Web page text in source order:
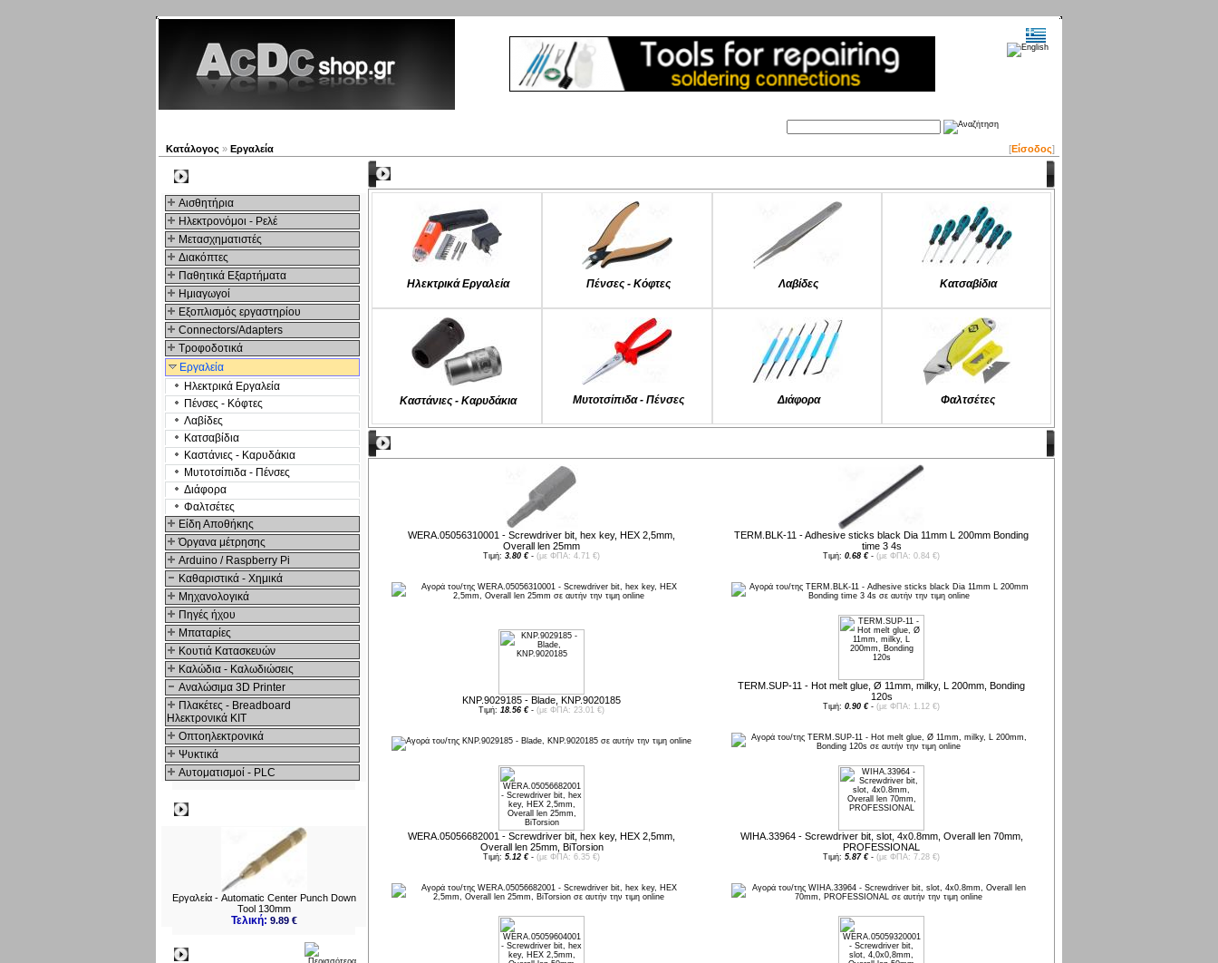
Κατάλογος » Εργαλεία [Είσοδος]
Αισθητήρια
Ηλεκτρονόμοι - Ρελέ
Μετασχηματιστές
Διακόπτες
Παθητικά Εξαρτήματα
Hμιαγωγοί
Εξοπλισμός εργαστηρίου
Connectors/Adapters
Τροφοδοτικά
Εργαλεία
Ηλεκτρικά Εργαλεία
Πένσες - Κόφτες
Λαβίδες
Κατσαβίδια
Καστάνιες - Καρυδάκια
Μυτοτσίπιδα - Πένσες
Διάφορα
Φαλτσέτες
Είδη Αποθήκης
Όργανα μέτρησης
Arduino / Raspberry Pi
Καθαριστικά - Χημικά
Μηχανολογικά
Πηγές ήχου
Μπαταρίες
Κουτιά Κατασκευών
Καλώδια - Καλωδιώσεις
Αναλώσιμα 3D Printer
Πλακέτες - Breadboard
Ηλεκτρονικά ΚΙΤ
Οπτοηλεκτρονικά
Ψυκτικά
Αυτοματισμοί - PLC
Εργαλεία - Automatic Center Punch Down
Tool 130mm
Τελική: 9.89 €
Ηλεκτρικά Εργαλεία Πένσες - Κόφτες Λαβίδες Κατσαβίδια
Καστάνιες - Καρυδάκια Μυτοτσίπιδα - Πένσες Διάφορα Φαλτσέτες
WERA.05056310001 - Screwdriver bit, hex key, HEX 2,5mm,
Overall len 25mm
Τιμή: 3.80 €- (με ΦΠΑ: 4.71 €)
TERM.BLK-11 - Adhesive sticks black Dia 11mm L 200mm Bonding
time 3 4s
Τιμή: 0.68 €- (με ΦΠΑ: 0.84 €)
KNP.9029185 - Blade, KNP.9020185
Τιμή: 18.56 €- (με ΦΠΑ: 23.01 €)
TERM.SUP-11 - Hot melt glue, Ø 11mm, milky, L 200mm, Bonding
120s
Τιμή: 0.90 €- (με ΦΠΑ: 1.12 €)
WERA.05056682001 - Screwdriver bit, hex key, HEX 2,5mm,
Overall len 25mm, BiTorsion
Τιμή: 5.12 €- (με ΦΠΑ: 6.35 €)
WIHA.33964 - Screwdriver bit, slot, 4x0.8mm, Overall len 70mm,
PROFESSIONAL
Τιμή: 5.87 €- (με ΦΠΑ: 7.28 €)